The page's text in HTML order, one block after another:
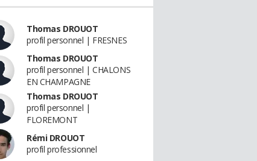
Thomas DROUOT
profil personnel | FRESNES
Thomas DROUOT
profil personnel | CHALONS
EN CHAMPAGNE
Thomas DROUOT
profil personnel |
FLOREMONT
Rémi DROUOT
profil professionnel